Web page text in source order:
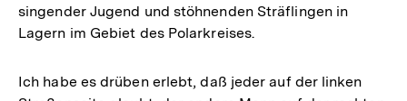
singender Jugend und stöhnenden Sträflingen in
Lagern im Gebiet des Polarkreises.
Ich habe es drüben erlebt, daß jeder auf der linken